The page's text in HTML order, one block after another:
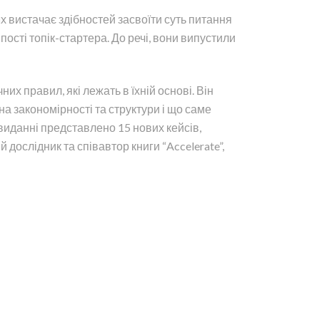
здібностей засвоїти суть питання
топік-стартера. До речі, вони випустили
правил, які лежать в їхній основі. Він
закономірності та структури і що саме
представлено 15 нових кейсів,
та співавтор книги “Accelerate”,